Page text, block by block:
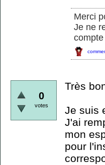
Merci
Je ne
0
votes
Très
Je suis
J'ai
mon
pour